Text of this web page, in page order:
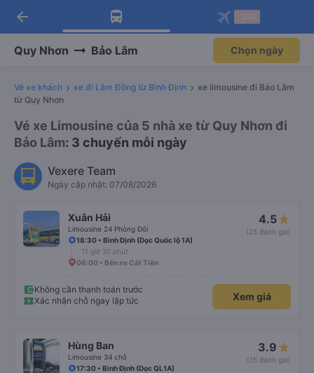
Tải app Vexere ngay!
Nhận ưu đãi thành viên độc
Mở app
Tải app Vexere
-30k/ghế khi đặt vé máy bay qua
Mở app
arrow_back
Quy Nhơn Bảo Lâm Chọn ngày
Vé xe khách xe đi Lâm Đồng từ Bình Định
xe limousine đi Bảo Lâm
từ Quy Nhơn
Vé xe Limousine của 5 nhà xe từ Quy Nhơn đi
Bảo Lâm: 3 chuyến mỗi ngày
Vexere Team
Ngày cập nhật: 07/08/2026
Xuân Hải
Limousine 24 Phòng Đôi
4.5
(25 đánh giá)
18:30 • Bình Định (Dọc Quốc lộ 1A)
11 giờ 30 phút
06:00 • Bến xe Cát Tiên
Không cần thanh toán trước
Xác nhận chỗ ngay lập tức
Xem giá
Hùng Ban
Limousine 34 chỗ
3.9
(15 đánh giá)
17:30 • Bình Định (Dọc QL1A)